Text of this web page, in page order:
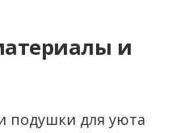
и
подушки для уюта